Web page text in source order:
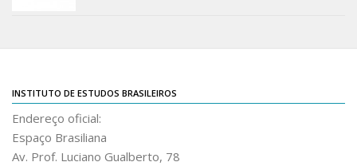
CRINT
Graduate Program
Post-doc / Researchers
INSTITUTO DE ESTUDOS BRASILEIROS
Endereço oficial:
Espaço Brasiliana
Av. Prof. Luciano Gualberto, 78